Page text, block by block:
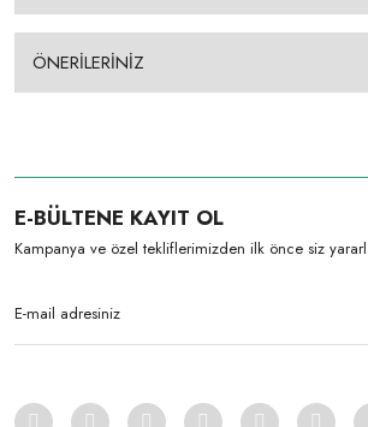
ÖNERİLERİNİZ
E-BÜLTENE KAYIT OL
Kampanya ve özel tekliflerimizden ilk önce siz